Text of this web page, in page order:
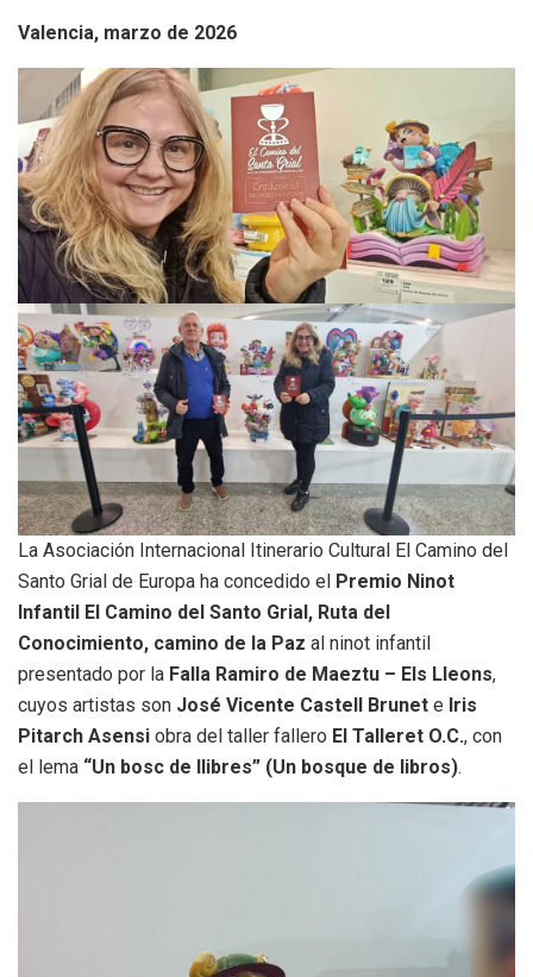
Valencia, marzo de 2026
La Asociación Internacional Itinerario Cultural El Camino del
Santo Grial de Europa ha concedido el Premio Ninot
Infantil El Camino del Santo Grial, Ruta del
Conocimiento, camino de la Paz al ninot infantil
presentado por la Falla Ramiro de Maeztu – Els Lleons,
cuyos artistas son José Vicente Castell Brunet e Iris
Pitarch Asensi obra del taller fallero El Talleret O.C., con
el lema “Un bosc de llibres” (Un bosque de libros).